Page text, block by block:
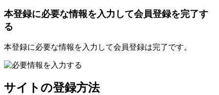
本登録に必要な情報を入力して会員登録を完了す
る
本登録に必要な情報を入力して会員登録は完了です。
サイトの登録方法